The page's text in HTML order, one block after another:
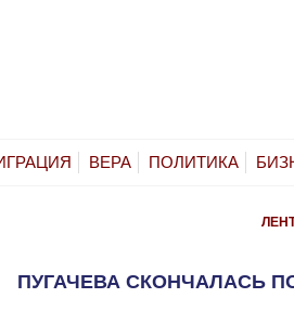
ВЕРА ПОЛИТИКА
ПУГАЧЕВА СКОНЧАЛАСЬ